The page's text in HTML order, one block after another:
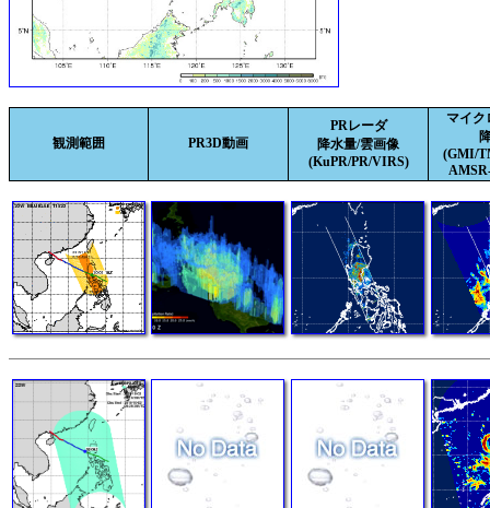
観測範囲 PR3D動画
PRレーダ
降水量/雲画像
(KuPR/PR/VIRS)
マイク
(GMI/